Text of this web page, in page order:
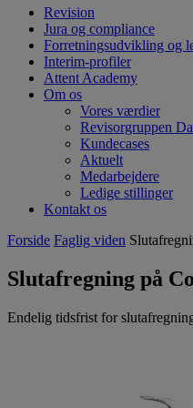
Revision
Jura og compliance
Forretningsudvikling og
Interim-profiler
Attent Academy
Om os
Vores værdier
Revisorgruppen
Kundecases
Aktuelt
Medarbejdere
Ledige stillinger
Kontakt os
Forside Faglig viden
Slutafregning på
Endelig tidsfrist for